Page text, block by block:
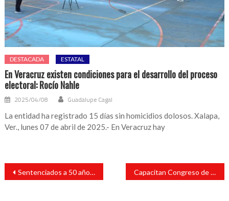
DESTACADA ESTATAL
En Veracruz existen condiciones para el desarrollo del proceso
electoral: Rocío Nahle
2025/04/08 Guadalupe Cagal
La entidad ha registrado 15 días sin homicidios dolosos. Xalapa,
Ver., lunes 07 de abril de 2025.- En Veracruz hay
Navegación
entradas
Sentenciados a 50 años de prisión como responsables del delito de secuestro agravado Capacitan Congreso de Veracruz y ASF a ayuntamientos en fiscalización